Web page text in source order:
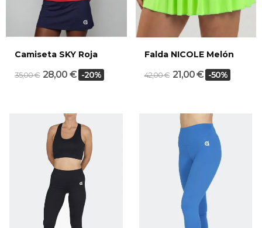
Camiseta SKY Roja
35,00 € 28,00 € -20%
Falda NICOLE Melón
42,00 € 21,00 € -50%